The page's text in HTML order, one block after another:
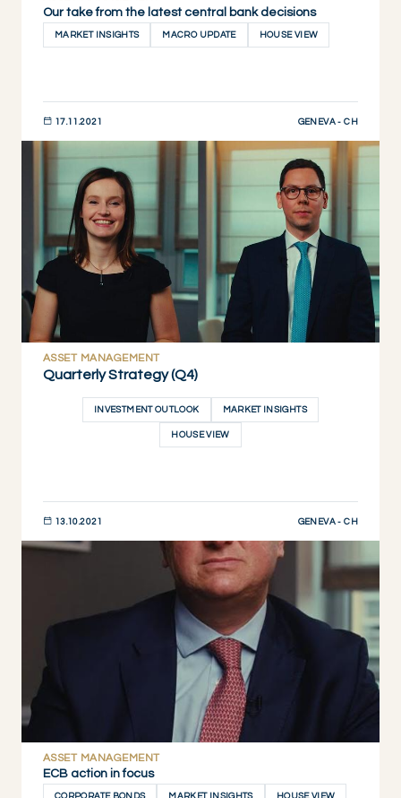
Our take from the latest central bank decisions
MARKET INSIGHTS MACRO UPDATE HOUSE VIEW
17.11.2021 GENEVA - CH
ASSET MANAGEMENT
Quarterly Strategy (Q4)
INVESTMENT OUTLOOK MARKET INSIGHTS
HOUSE VIEW
13.10.2021 GENEVA - CH
ASSET MANAGEMENT
ECB action in focus